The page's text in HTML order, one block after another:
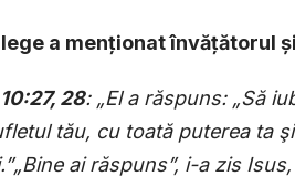
lege a menționat învățătorul
28: „El a răspuns: „Să
tău, cu toată puterea ta
ai răspuns”, i-a zis